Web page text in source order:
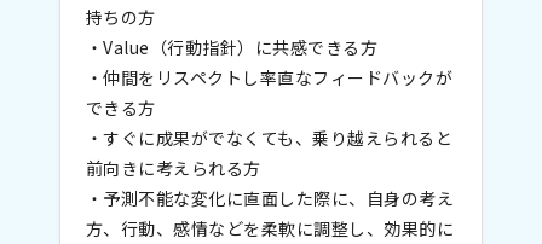
持ちの方
・Value（行動指針）に共感できる方
・仲間をリスペクトし率直なフィードバックが
できる方
・すぐに成果がでなくても、乗り越えられると
前向きに考えられる方
・予測不能な変化に直面した際に、自身の考え
方、行動、感情などを柔軟に調整し、効果的に